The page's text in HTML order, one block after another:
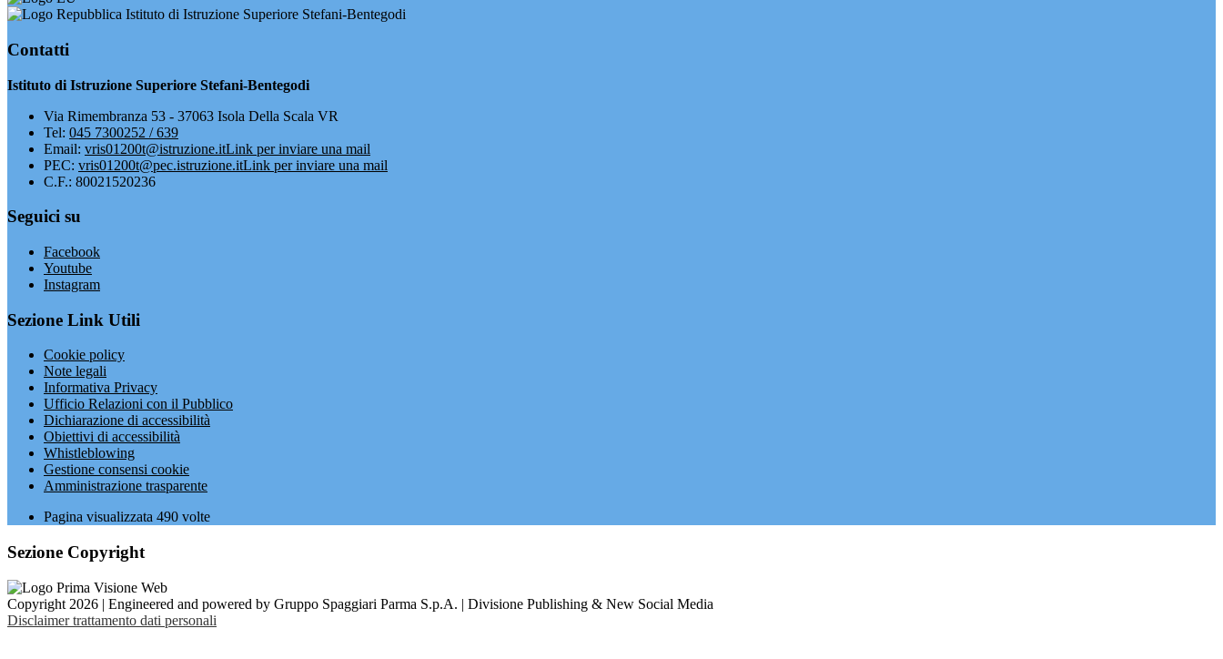
Istituto di Istruzione Superiore Stefani-Bentegodi
Contatti
Istituto di Istruzione Superiore Stefani-Bentegodi
Via Rimembranza 53 - 37063 Isola Della Scala VR
Tel: 045 7300252 / 639
Email: vris01200t@istruzione.itLink per inviare una mail
PEC: vris01200t@pec.istruzione.itLink per inviare una mail
C.F.: 80021520236
Seguici su
Facebook
Youtube
Instagram
Sezione Link Utili
Cookie policy
Note legali
Informativa Privacy
Ufficio Relazioni con il Pubblico
Dichiarazione di accessibilità
Obiettivi di accessibilità
Whistleblowing
Gestione consensi cookie
Amministrazione trasparente
Pagina visualizzata 490 volte
Sezione Copyright
Copyright 2026 | Engineered and powered by Gruppo Spaggiari Parma S.p.A. | Divisione Publishing & New Social Media
Disclaimer trattamento dati personali